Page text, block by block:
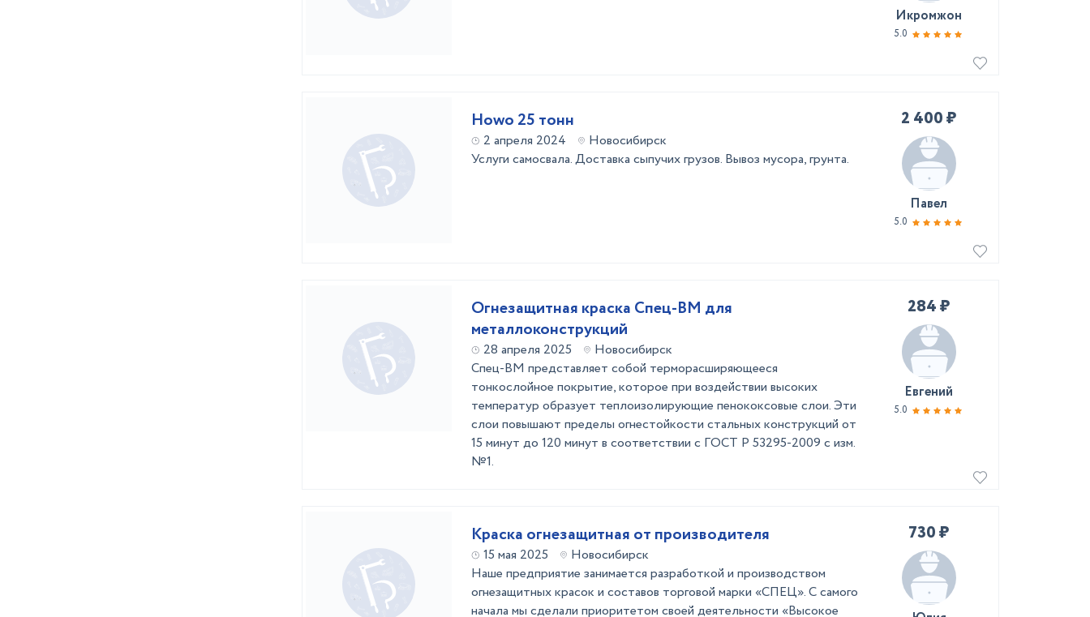
Икромжон
5.0
Howo 25 тонн
2 апреля 2024
Новосибирск
Услуги самосвала. Доставка сыпучих грузов. Вывоз мусора, грунта.
2 400 ₽
Павел
5.0
Огнезащитная краска Спец-ВМ для
металлоконструкций
28 апреля 2025
Новосибирск
Спец-ВМ представляет собой терморасширяющееся
тонкослойное покрытие, которое при воздействии высоких
температур образует теплоизолирующие пенококсовые слои. Эти
слои повышают пределы огнестойкости стальных конструкций от
15 минут до 120 минут в соответствии с ГОСТ Р 53295-2009 с изм.
№1.
284 ₽
Евгений
5.0
Краска огнезащитная от производителя
15 мая 2025
Новосибирск
Наше предприятие занимается разработкой и производством
огнезащитных красок и составов торговой марки «СПЕЦ». С самого
начала мы сделали приоритетом своей деятельности «Высокое
730 ₽